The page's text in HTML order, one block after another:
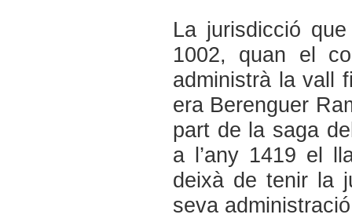
La jurisdicció
1002, quan el
administrà la vall
era Berenguer
part de la saga
a l’any 1419 el
deixà de tenir la
seva